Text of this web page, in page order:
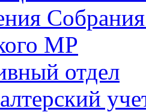
МР
отдел